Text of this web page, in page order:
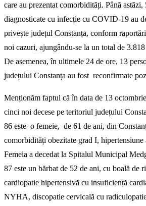
care au prezentat comorbidități. Până astăzi,
diagnosticate cu infecție cu COVID-19 au
privește județul Constanța, conform
noi cazuri, ajungându-se la un total de
De asemenea, în ultimele 24 de ore, 13
județului Constanța au fost reconfirmate
Menționăm faptul că în data de 13
cinci noi decese pe teritoriul județului
86 este o femeie, de 61 de ani, din
comorbidități obezitate grad I,
Femeia a decedat la Spitalul Municipal
87 este un bărbat de 52 de ani, cu boală de
cardiopatie hipertensivă cu insuficiență
NYHA, discopatie cervicală cu